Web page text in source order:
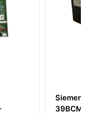
39BCMNBN ماژول